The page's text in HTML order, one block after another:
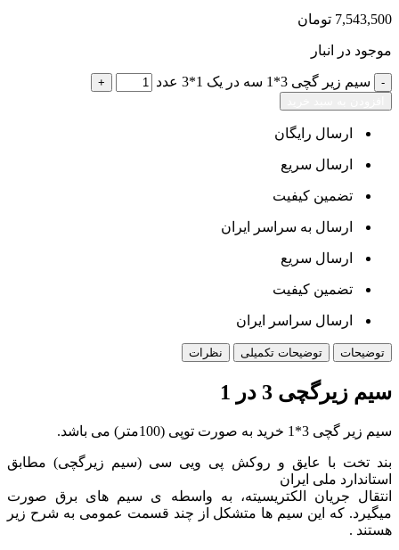
7,543,500 تومان
موجود در انبار
سیم زیر گچی 3*1 سه در یک 1*3 عدد
ارسال رایگان
ارسال سریع
تضمین کیفیت
ارسال به سراسر ایران
ارسال سریع
تضمین کیفیت
ارسال سراسر ایران
توضیحات توضیحات تکمیلی نظرات
سیم زیرگچی 3 در 1
سیم زیر گچی 3*1 خرید به صورت توپی (100متر) می باشد.
بند تخت با عایق و روکش پی ویی سی (سیم زیرگچی) مطابق
استاندارد ملی ایران
انتقال جریان الکتریسیته، به واسطه ی سیم های برق صورت
میگیرد. که این سیم ها متشکل از چند قسمت عمومی به شرح زیر
هستند .